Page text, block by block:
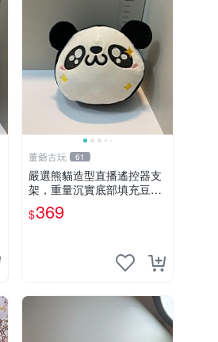
董爺古玩 61
嚴選熊貓造型直播遙控器支
架，重量沉實底部填充豆
袋，手機遙控器最佳架設選
擇推薦 直播遙控器支架 毛
$369